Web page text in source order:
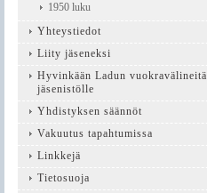
1950 luku
Yhteystiedot
Liity jäseneksi
Hyvinkään Ladun vuokravälineitä
jäsenistölle
Yhdistyksen säännöt
Vakuutus tapahtumissa
Linkkejä
Tietosuoja